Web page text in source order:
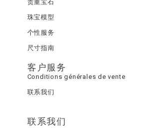
贵重宝石
珠宝模型
个性服务
尺寸指南
客户服务
Conditions générales de vente
联系我们
联系我们